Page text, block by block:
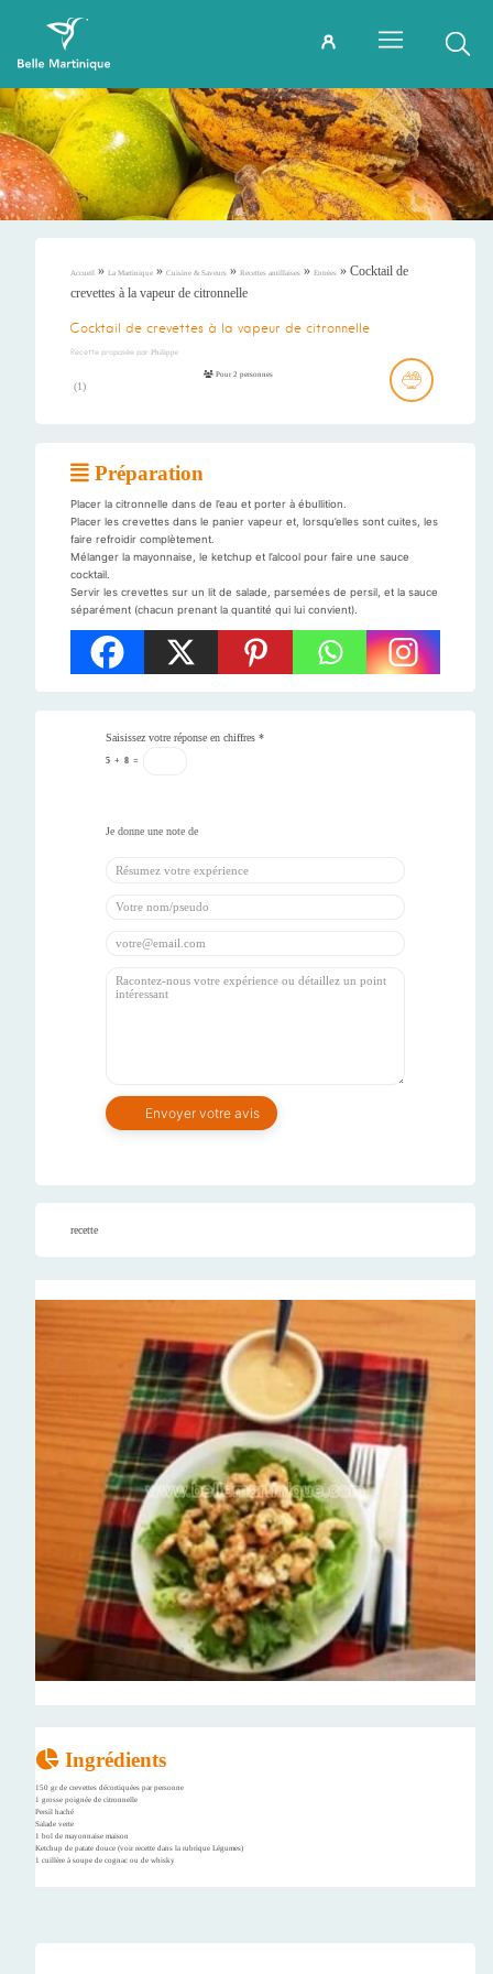
Accueil » La Martinique » Cuisine & Saveurs » Recettes antillaises » Entrées » Cocktail de
crevettes à la vapeur de citronnelle
Cocktail de crevettes à la vapeur de citronnelle
Recette proposée par Philippe
(1)
Pour 2 personnes
Préparation
Placer la citronnelle dans de l’eau et porter à ébullition.
Placer les crevettes dans le panier vapeur et, lorsqu’elles sont cuites, les
faire refroidir complètement.
Mélanger la mayonnaise, le ketchup et l’alcool pour faire une sauce
cocktail.
Servir les crevettes sur un lit de salade, parsemées de persil, et la sauce
séparément (chacun prenant la quantité qui lui convient).
Saisissez votre réponse en chiffres *
5 + 8 =
recette
Ingrédients
150 gr de crevettes décortiquées par personne
1 grosse poignée de citronnelle
Persil haché
Salade verte
1 bol de mayonnaise maison
Ketchup de patate douce (voir recette dans la rubrique Légumes)
1 cuillère à soupe de cognac ou de whisky